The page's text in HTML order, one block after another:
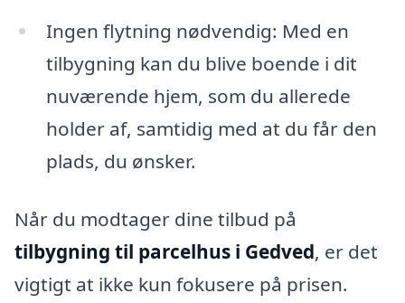
Ingen flytning nødvendig: Med en
tilbygning kan du blive boende i dit
nuværende hjem, som du allerede
holder af, samtidig med at du får den
plads, du ønsker.
Når du modtager dine tilbud på
tilbygning til parcelhus i Gedved, er det
vigtigt at ikke kun fokusere på prisen.